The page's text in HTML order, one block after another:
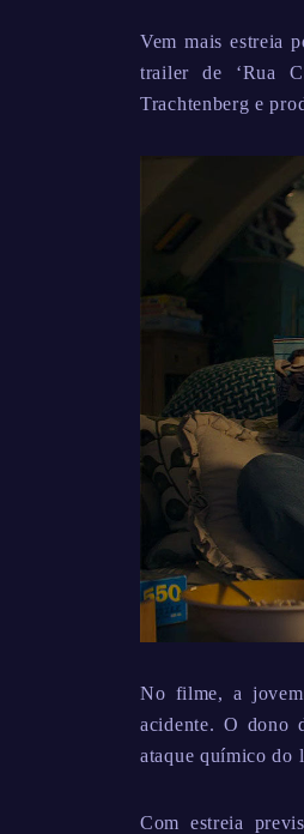
Vem mais estreia
trailer de ‘Rua
Trachtenberg e
No filme, a jovem
acidente. O dono
ataque químico do
Com estreia